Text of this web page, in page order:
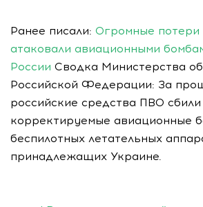
Ранее писали: Огромные потери
атаковали авиационными
России Сводка Министерства
Российской Федерации: За
российские средства ПВО сбили
корректируемые авиационные
беспилотных летательных
принадлежащих Украине.